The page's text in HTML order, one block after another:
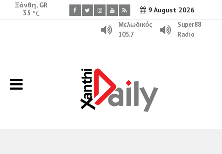
9 August 2026
Ξάνθη, GR
35 °C
Μελωδικός
105.7
Super88
Radio